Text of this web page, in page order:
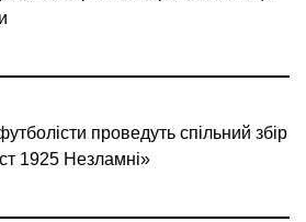
проведуть спільний збір
1925 Незламні»